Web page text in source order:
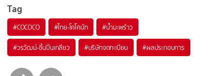
Tag
#COCOCO #ไทย-โคโคนัท #น้ำมะพร้าว
#วรวัฒน์-ชิ้นปิ่นเกลียว #บริษัทจดทะเบียน #ผลประกอบการ